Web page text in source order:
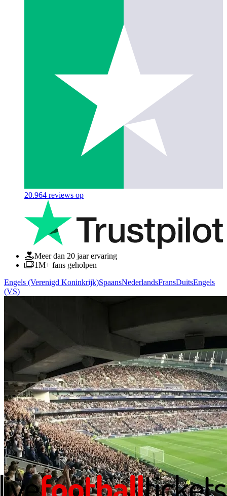
20.964 reviews op
Meer dan 20 jaar ervaring
1M+ fans geholpen
Engels (Verenigd Koninkrijk)SpaansNederlandsFransDuitsEngels
(VS)